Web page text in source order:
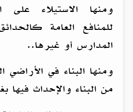
ومنها الاستيلاء على
للمنافع العامة
المدارس أو غيرها..
ومنها البناء في الأراضي
من البناء والإحداث فيها